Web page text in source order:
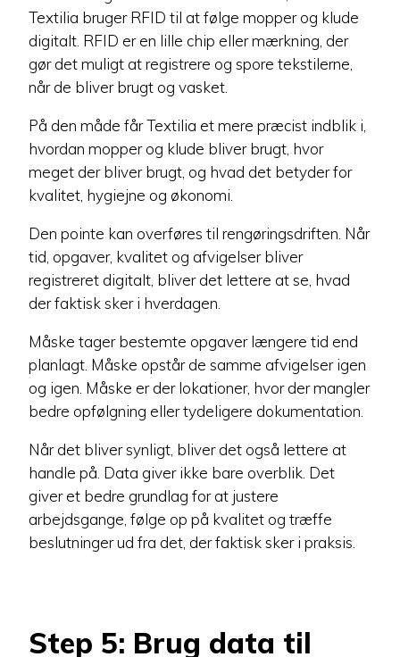
Textilia bruger RFID til at følge mopper og klude
digitalt. RFID er en lille chip eller mærkning, der
gør det muligt at registrere og spore tekstilerne,
når de bliver brugt og vasket.
På den måde får Textilia et mere præcist indblik i,
hvordan mopper og klude bliver brugt, hvor
meget der bliver brugt, og hvad det betyder for
kvalitet, hygiejne og økonomi.
Den pointe kan overføres til rengøringsdriften. Når
tid, opgaver, kvalitet og afvigelser bliver
registreret digitalt, bliver det lettere at se, hvad
der faktisk sker i hverdagen.
Måske tager bestemte opgaver længere tid end
planlagt. Måske opstår de samme afvigelser igen
og igen. Måske er der lokationer, hvor der mangler
bedre opfølgning eller tydeligere dokumentation.
Når det bliver synligt, bliver det også lettere at
handle på. Data giver ikke bare overblik. Det
giver et bedre grundlag for at justere
arbejdsgange, følge op på kvalitet og træffe
beslutninger ud fra det, der faktisk sker i praksis.
Step 5: Brug data til